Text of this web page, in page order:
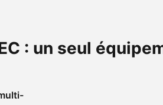
: un seul